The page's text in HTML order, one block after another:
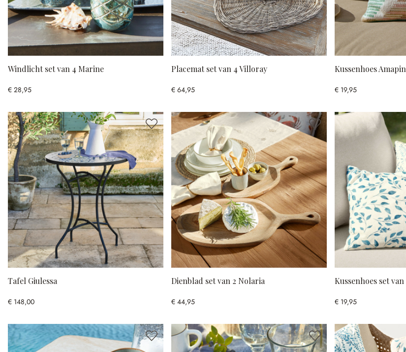
Windlicht set van 4 Marine
€ 28,95
Placemat set van 4 Villoray
€ 64,95
Kussenhoes
€ 19,95
Tafel Giulessa
€ 148,00
Dienblad set van 2 Nolaria
€ 44,95
Kussenhoes set
€ 19,95